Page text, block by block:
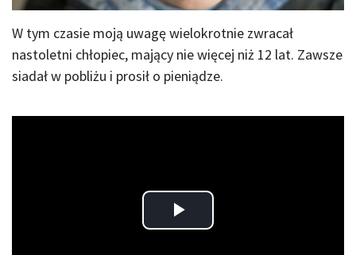
W tym czasie moją uwagę wielokrotnie zwracał
nastoletni chłopiec, mający nie więcej niż 12 lat. Zawsze
siadał w pobliżu i prosił o pieniądze.
Play